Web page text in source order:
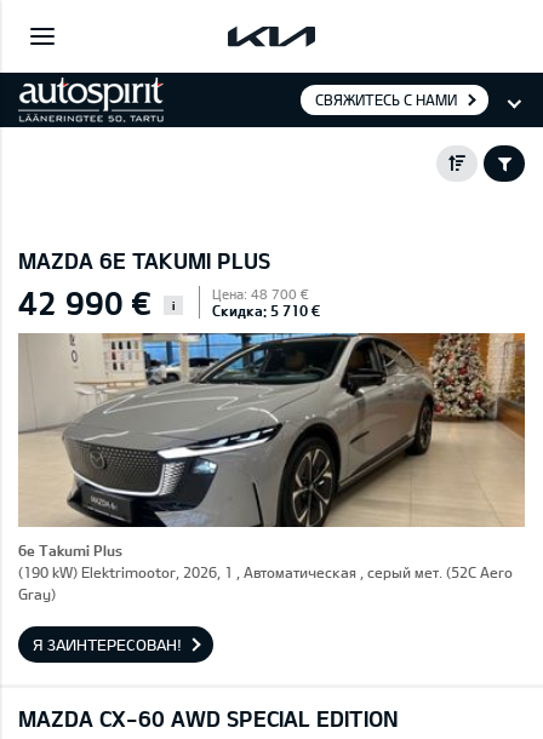
СВЯЖИТЕСЬ С НАМИ
MAZDA 6E TAKUMI PLUS
42 990 € i
Цена: 48 700 €
Скидка: 5 710 €
6e Takumi Plus
(190 kW) Elektrimootor, 2026, 1 , Автоматическая , серый мет. (52C Aero
Gray)
Я ЗАИНТЕРЕСОВАН!
MAZDA CX-60 AWD SPECIAL EDITION